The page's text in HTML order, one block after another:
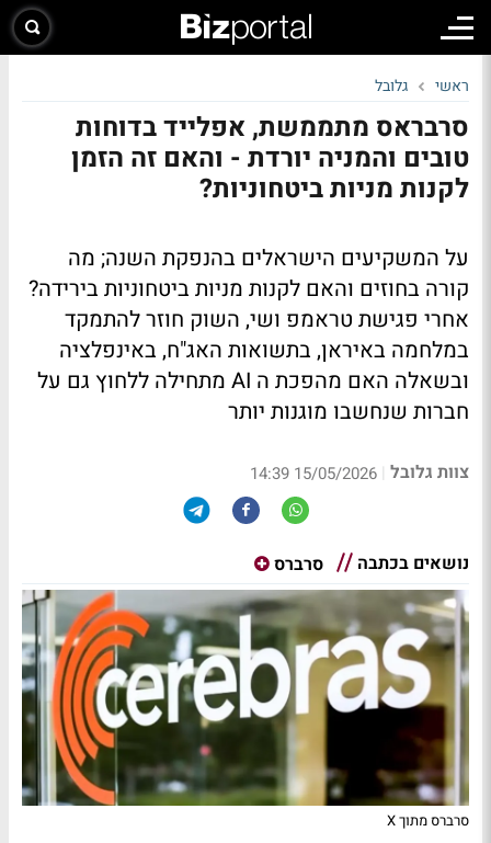
ראשי גלובל
סרבראס מתממשת, אפלייד בדוחות
טובים והמניה יורדת - והאם זה הזמן
לקנות מניות ביטחוניות?
על המשקיעים הישראלים בהנפקת השנה; מה
קורה בחוזים והאם לקנות מניות ביטחוניות בירידה?
אחרי פגישת טראמפ ושי, השוק חוזר להתמקד
במלחמה באיראן, בתשואות האג"ח, באינפלציה
ובשאלה האם מהפכת ה AI מתחילה ללחוץ גם על
חברות שנחשבו מוגנות יותר
צוות גלובל |
15/05/2026 14:39
נושאים בכתבה סרברס
סרברס מתוך X